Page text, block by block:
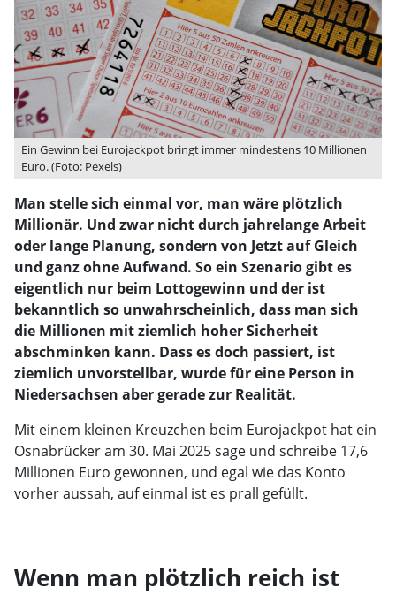
Ein Gewinn bei Eurojackpot bringt immer mindestens 10 Millionen
Euro. (Foto: Pexels)
Man stelle sich einmal vor, man wäre plötzlich
Millionär. Und zwar nicht durch jahrelange Arbeit
oder lange Planung, sondern von Jetzt auf Gleich
und ganz ohne Aufwand. So ein Szenario gibt es
eigentlich nur beim Lottogewinn und der ist
bekanntlich so unwahrscheinlich, dass man sich
die Millionen mit ziemlich hoher Sicherheit
abschminken kann. Dass es doch passiert, ist
ziemlich unvorstellbar, wurde für eine Person in
Niedersachsen aber gerade zur Realität.
Mit einem kleinen Kreuzchen beim Eurojackpot hat ein
Osnabrücker am 30. Mai 2025 sage und schreibe 17,6
Millionen Euro gewonnen, und egal wie das Konto
vorher aussah, auf einmal ist es prall gefüllt.
Wenn man plötzlich reich ist